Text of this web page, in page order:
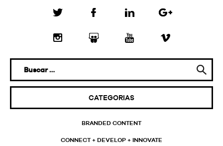
CATEGORIAS
BRANDED CONTENT
CONNECT + DEVELOP + INNOVATE